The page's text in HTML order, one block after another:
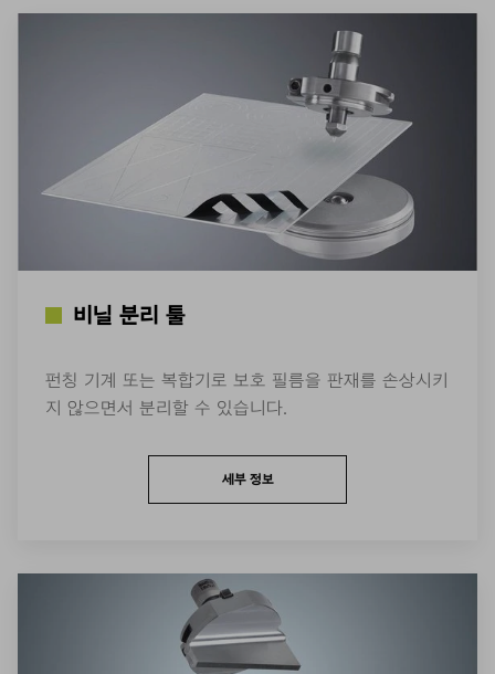
비닐 분리 툴
펀칭 기계 또는 복합기로 보호 필름을 판재를 손상시키
지 않으면서 분리할 수 있습니다.
세부 정보